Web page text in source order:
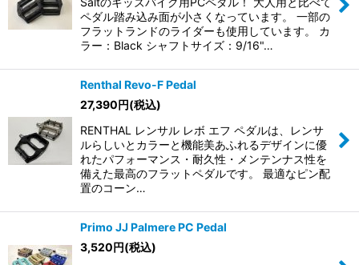
ペダル踏み込み面が小さくなっています。 一部の
フラットランドのライダーも使用しています。 カ
ラー：Black シャフトサイズ：9/16"…
Renthal Revo-F Pedal
27,390円(税込)
RENTHAL レンサル レボ エフ ペダルは、レンサ
ルらしいとカラーと機能美あふれるデザインに優
れたパフォーマンス・耐久性・メンテンナス性を
備えた最高のフラットペダルです。 最適なピン配
置のコーン…
Primo JJ Palmere PC Pedal
3,520円(税込)